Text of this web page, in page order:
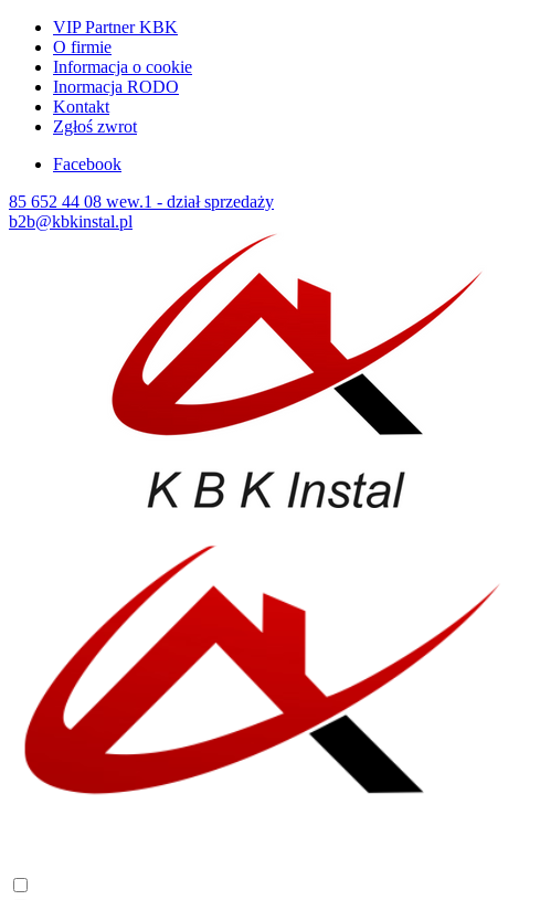
VIP Partner KBK
O firmie
Informacja o cookie
Inormacja RODO
Kontakt
Zgłoś zwrot
Facebook
85 652 44 08 wew.1 - dział sprzedaży
b2b@kbkinstal.pl